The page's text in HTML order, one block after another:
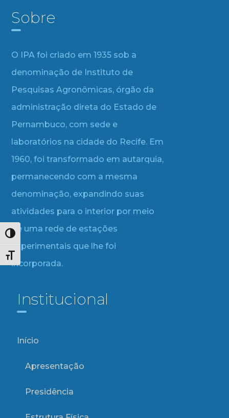
Alternar alto contraste
Alternar tamanho da fonte
Sobre
O IPA foi criado em 1935 sob a
denominação de Instituto de
Pesquisas Agronômicas, órgão da
administração direta do Estado de
Pernambuco, com sede e
laboratórios na cidade do Recife. Em
1960, foi transformado em autarquia,
permanecendo com a mesma
denominação, expandindo suas
atividades para o interior por meio
de uma rede de estações
experimentais que lhe foi
incorporada.
Institucional
Início
Apresentação
Presidência